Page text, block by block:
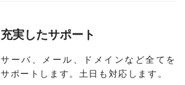
充実したサポート
サーバ、メール、ドメインなど全てを
サポートします。土日も対応します。